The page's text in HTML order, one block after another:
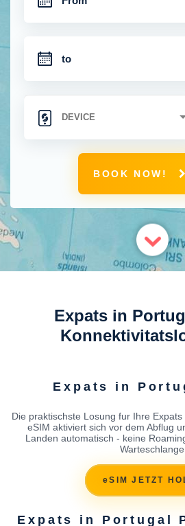
BOOK NOW!
Expats in
Expats in
Die praktischste Losung fur Ihre
eSIM aktiviert sich vor dem Abflug
Landen automatisch - keine
Warteschlange.
eSIM JETZT
Expats in Portugal